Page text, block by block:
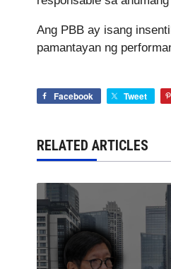
Ang PBB ay isang
pamantayan ng
Facebook Tweet
RELATED ARTICLES